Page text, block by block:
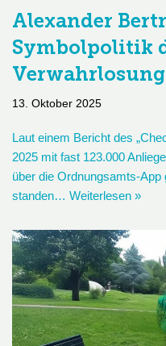
Alexander
Symbolpolitik
13. Oktober 2025
Laut einem Bericht des
2025 mit fast 123.000
über die Ordnungsamts-App
standen… Weiterlesen »